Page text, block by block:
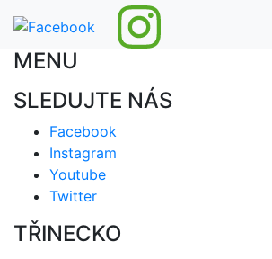
MENU
SLEDUJTE NÁS
Facebook
Instagram
Youtube
Twitter
TŘINECKO